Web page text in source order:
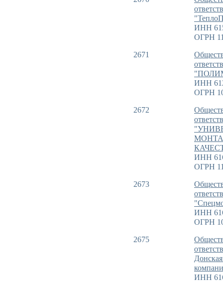
ИНН
ОГРН
2671
ИНН
ОГРН
2672
ИНН
ОГРН
2673
ИНН
ОГРН
2675
ИНН